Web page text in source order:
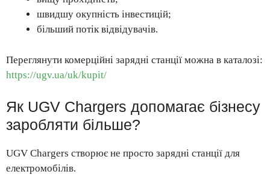
швидшу окупність інвестицій;
більший потік відвідувачів.
Переглянути комерційні зарядні станції можна в каталозі:
https://ugv.ua/uk/kupit/
Як UGV Chargers допомагає бізнесу
заробляти більше?
UGV Chargers створює не просто зарядні станції для
електромобілів.